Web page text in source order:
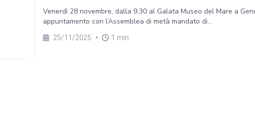
Venerdì 28 novembre, dalla 9.30 al Galata Museo del Mare a
appuntamento con l’Assemblea di metà mandato di...
25/11/2025 • 1 min